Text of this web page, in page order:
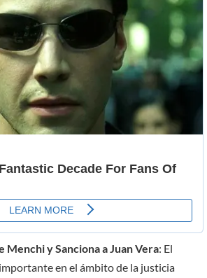
Menchi y Sanciona a Juan Vera: El
en el ámbito de la justicia